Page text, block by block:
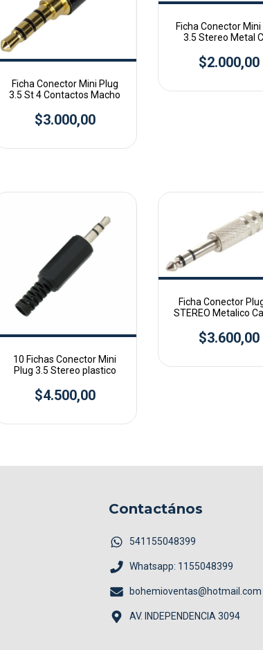
Ficha Conector Mini Plug
3.5 St 4 Contactos Macho
$3.000,00
Ficha Conector Mini
3.5 Stereo Metal
$2.000,00
10 Fichas Conector Mini
Plug 3.5 Stereo plastico
$4.500,00
Ficha Conector
STEREO Metalico
$3.600,00
Contactános
541155048399
Whatsapp: 1155048399
bohemioventas@hotmail.com
AV. INDEPENDENCIA 3094